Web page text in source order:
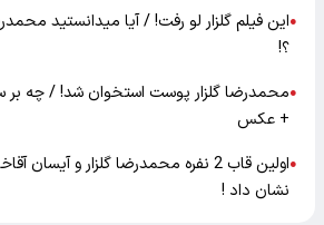
●این فیلم گلزار لو رفت! / آیا میدانستید
؟!
●محمدرضا گلزار پوست استخوان شد! / چه بر
+ عکس
●
اولین قاب 2 نفره محمدرضا گلزار و
نشان داد !